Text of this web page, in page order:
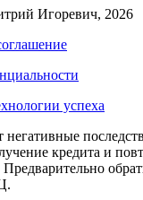
Игоревич, 2026
успеха
негативные
кредита и
Предварительно